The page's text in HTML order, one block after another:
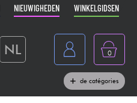
NIEUWIGHEDEN WINKELGIDSEN
NL 0
de catégories